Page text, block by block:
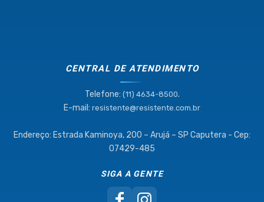
CENTRAL DE ATENDIMENTO
Telefone: (11) 4634-8500.
E-mail: resistente@resistente.com.br
Endereço: Estrada Kaminoya, 200 – Arujá – SP Caputera - Cep:
07429-485
SIGA A GENTE